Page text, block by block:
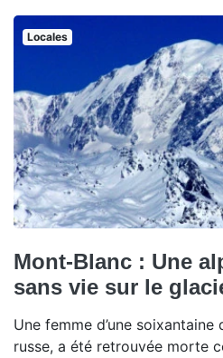
Locales
Mont-Blanc : Une
sans vie sur le
Une femme d’une soixantaine
russe, a été retrouvée morte